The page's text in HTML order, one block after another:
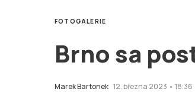
Brno sa
Marek Bartonek 12. března 2023 • 18:36
FOTOGALERIE